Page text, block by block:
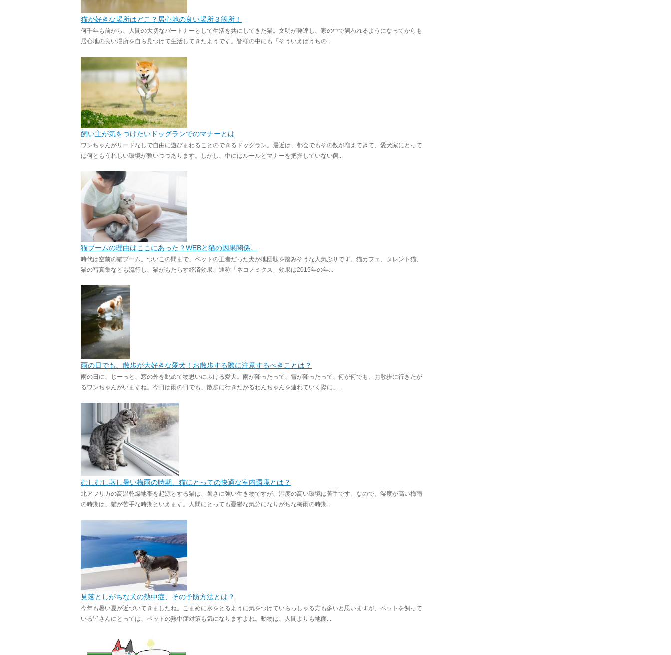
猫が好きな場所はどこ？居心地の良い場所３箇所！
何千年も前から、人間の大切なパートナーとして生活を共にしてきた猫。文明が発達し、家の中で飼われるようになってからも
居心地の良い場所を自ら見つけて生活してきたようです。皆様の中にも「そういえばうちの...
飼い主が気をつけたいドッグランでのマナーとは
ワンちゃんがリードなしで自由に遊びまわることのできるドッグラン。最近は、都会でもその数が増えてきて、愛犬家にとって
は何ともうれしい環境が整いつつあります。しかし、中にはルールとマナーを把握していない飼...
猫ブームの理由はここにあった？WEBと猫の因果関係。
時代は空前の猫ブーム。ついこの間まで、ペットの王者だった犬が地団駄を踏みそうな人気ぶりです。猫カフェ、タレント猫、
猫の写真集なども流行し、猫がもたらす経済効果、通称「ネコノミクス」効果は2015年の年...
雨の日でも、散歩が大好きな愛犬！お散歩する際に注意するべきことは？
雨の日に、じーっと、窓の外を眺めて物思いにふける愛犬。雨が降ったって、雪が降ったって、何が何でも、お散歩に行きたが
るワンちゃんがいますね。今日は雨の日でも、散歩に行きたがるわんちゃんを連れていく際に、...
むしむし蒸し暑い梅雨の時期、猫にとっての快適な室内環境とは？
北アフリカの高温乾燥地帯を起源とする猫は、暑さに強い生き物ですが、湿度の高い環境は苦手です。なので、湿度が高い梅雨
の時期は、猫が苦手な時期といえます。人間にとっても憂鬱な気分になりがちな梅雨の時期...
見落としがちな犬の熱中症、その予防方法とは？
今年も暑い夏が近づいてきましたね。こまめに水をとるように気をつけていらっしゃる方も多いと思いますが、ペットを飼って
いる皆さんにとっては、ペットの熱中症対策も気になりますよね。動物は、人間よりも地面...